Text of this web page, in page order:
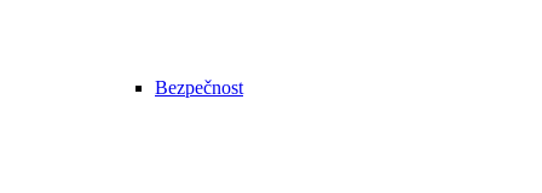
Bezpečnost